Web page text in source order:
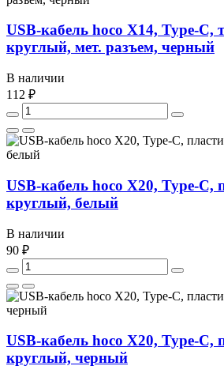
USB-кабель hoco X14, Type-C,
круглый, мет. разъем, черный
В наличии
112 ₽
USB-кабель hoco X20, Type-C,
круглый, белый
В наличии
90 ₽
USB-кабель hoco X20, Type-C,
круглый, черный